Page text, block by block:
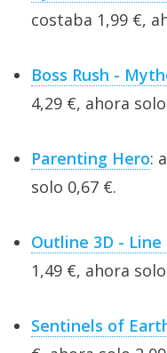
costaba 1,99 €,
Boss Rush -
4,29 €, ahora
Parenting Hero:
solo 0,67 €.
Outline 3D - Line
1,49 €, ahora
Sentinels of